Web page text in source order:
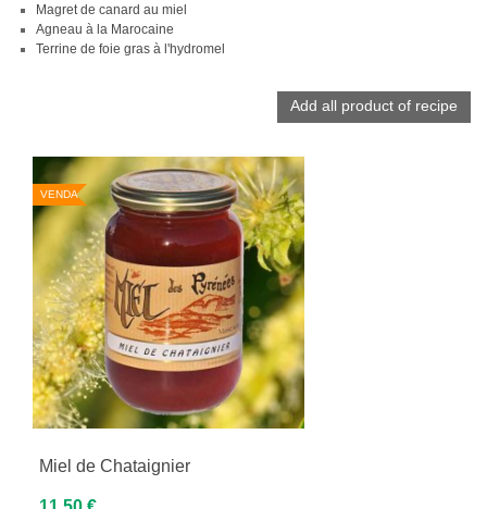
Magret de canard au miel
Agneau à la Marocaine
Terrine de foie gras à l'hydromel
Add all product of recipe
VENDA
Miel de Chataignier